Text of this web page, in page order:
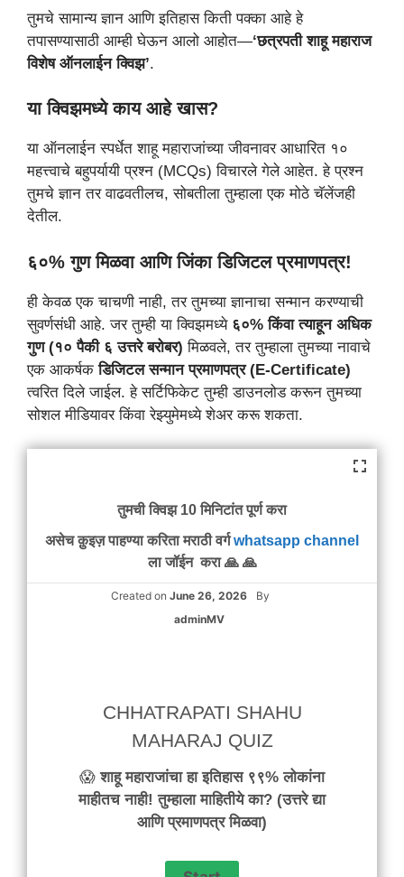
तुमचे सामान्य ज्ञान आणि इतिहास किती पक्का आहे हे
तपासण्यासाठी आम्ही घेऊन आलो आहोत—‘छत्रपती शाहू महाराज
विशेष ऑनलाईन क्विझ’.
या क्विझमध्ये काय आहे खास?
या ऑनलाईन स्पर्धेत शाहू महाराजांच्या जीवनावर आधारित १०
महत्त्वाचे बहुपर्यायी प्रश्न (MCQs) विचारले गेले आहेत. हे प्रश्न
तुमचे ज्ञान तर वाढवतीलच, सोबतीला तुम्हाला एक मोठे चॅलेंजही
देतील.
६०% गुण मिळवा आणि जिंका डिजिटल प्रमाणपत्र!
ही केवळ एक चाचणी नाही, तर तुमच्या ज्ञानाचा सन्मान करण्याची
सुवर्णसंधी आहे. जर तुम्ही या क्विझमध्ये ६०% किंवा त्याहून अधिक
गुण (१० पैकी ६ उत्तरे बरोबर) मिळवले, तर तुम्हाला तुमच्या नावाचे
एक आकर्षकडिजिटल सन्मान प्रमाणपत्र (E-Certificate)
त्वरित दिले जाईल. हे सर्टिफिकेट तुम्ही डाउनलोड करून तुमच्या
सोशल मीडियावर किंवा रेझ्युमेमध्ये शेअर करू शकता.
तुमची क्विझ 10 मिनिटांत पूर्ण करा
असेच क़ुइज़ पाहण्या करिता मराठी वर्गwhatsapp channel
ला जॉईन करा 🙏 🙏
Created on June 26, 2026
By
adminMV
CHHATRAPATI SHAHU
MAHARAJ QUIZ
😱शाहू महाराजांचा हा इतिहास ९९% लोकांना
माहीतच नाही! तुम्हाला माहितीये का? (उत्तरे द्या
आणि प्रमाणपत्र मिळवा)